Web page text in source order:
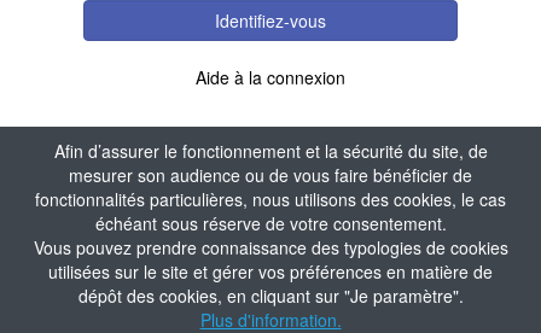
Afin d’assurer le fonctionnement et la sécurité du site, de
mesurer son audience ou de vous faire bénéficier de
fonctionnalités particulières, nous utilisons des cookies, le cas
échéant sous réserve de votre consentement.
Vous pouvez prendre connaissance des typologies de cookies
utilisées sur le site et gérer vos préférences en matière de
dépôt des cookies, en cliquant sur "Je paramètre".
Plus d'information.
Identifiez-vous
Aide à la connexion